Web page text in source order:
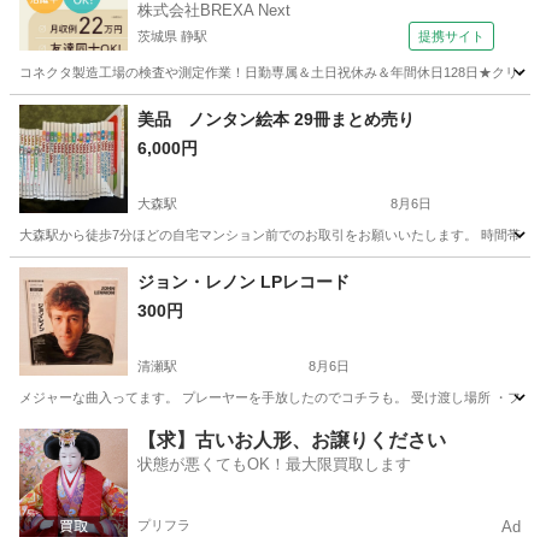
株式会社BREXA Next
茨城県 静駅 提携サイト
コネクタ製造工場の検査や測定作業！日勤専属＆土日祝休み＆年間休日128日★クリ
茨城 常陸大宮市 静駅 その他
美品 ノンタン絵本 29冊まとめ売り
6,000円
大森駅 8月6日
大森駅から徒歩7分ほどの自宅マンション前でのお取引をお願いいたします。 時間帯
東京 品川区 絵本
ジョン・レノン LPレコード
300円
清瀬駅 8月6日
メジャーな曲入ってます。 プレーヤーを手放したのでコチラも。 受け渡し場所 ・フ
東京 東久留米市 清瀬駅 CD LPレコード
【求】古いお人形、お譲りください
状態が悪くてもOK！最大限買取します
プリフラ Ad